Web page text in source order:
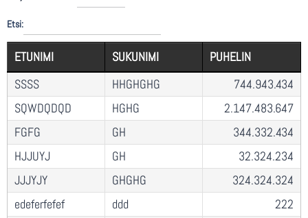
Etsi:
ETUNIMI SUKUNIMI
PUHELIN
SSSS
HHGHGHG
744.943.434
SQWDQDQD
HGHG
2.147.483.647
FGFG
GH
344.332.434
HJJUYJ
GH
32.324.234
JJJYJY
GHGHG
324.324.324
edeferfefef
ddd
222